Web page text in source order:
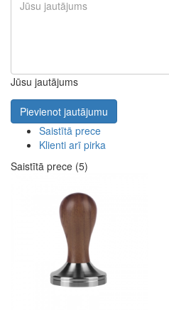
Jūsu jautājums
Pievienot jautājumu
Saistītā prece
Klienti arī pirka
Saistītā prece (5)